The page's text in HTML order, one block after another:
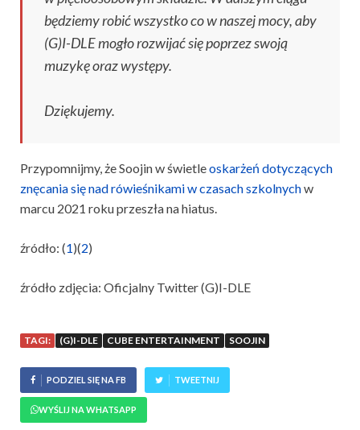
będziemy robić wszystko co w naszej mocy, aby
(G)I-DLE mogło rozwijać się poprzez swoją
muzykę oraz występy.
Dziękujemy.
Przypomnijmy, że Soojin w świetleoskarżeń dotyczących
znęcania się nad rówieśnikami w czasach szkolnychw
marcu 2021 roku przeszła na hiatus.
źródło: (1)(2)
źródło zdjęcia: Oficjalny Twitter (G)I-DLE
TAGI: (G)I-DLE CUBE ENTERTAINMENT SOOJIN
PODZIEL SIĘ NA FB TWEETNIJ
WYŚLIJ NA WHATSAPP